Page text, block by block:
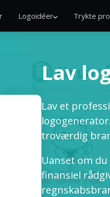
Logoidéer Trykte
Lav
Lav et
troværdig
Uanset om
finansiel